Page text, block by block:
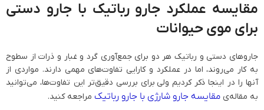
مقایسه عملکرد جارو رباتیک با جارو دستی
برای موی حیوانات
جاروهای دستی و رباتیک هر دو برای جمع‌آوری گرد و غبار و ذرات از سطوح
به کار می‌روند، اما در عملکرد و کارایی تفاوت‌های مهمی دارند. مواردی از
آنها را در اینجا ذکر کردیم ولی برای بررسی دقیق‌تر این تفاوت‌ها، می‌توانید
به مقاله‌ی مقایسه جارو شارژی با جارو رباتیک مراجعه کنید.